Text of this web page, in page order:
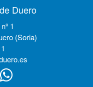
Duero
1
(Soria)